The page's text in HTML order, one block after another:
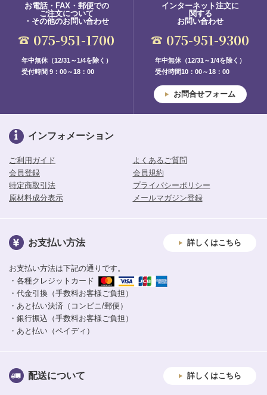
お電話・FAX・郵便での
ご注文について
・その他のお問い合わせ
075-951-1700
年中無休（12/31～1/4を除く）
受付時間 9：00～18：00
インターネット注文に
関する
お問い合わせ
075-951-9300
年中無休（12/31～1/4を除く）
受付時間10：00～18：00
お問合せフォーム
インフォメーション
ご利用ガイド
よくあるご質問
会員登録
会員規約
特定商取引法
プライバシーポリシー
原材料成分表示
メールマガジン登録
お支払い方法 詳しくはこちら
お支払い方法は下記の通りです。
・各種クレジットカード
・代金引換（手数料お客様ご負担）
・あと払い決済（コンビニ/郵便）
・銀行振込（手数料お客様ご負担）
・あと払い（ペイディ）
配送について 詳しくはこちら